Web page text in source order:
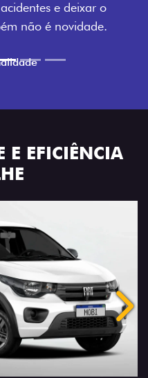
E EFICIÊNCIA